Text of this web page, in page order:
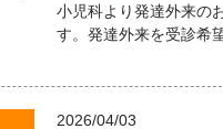
小児科より発達外来の
す。発達外来を受診希
2026/04/03